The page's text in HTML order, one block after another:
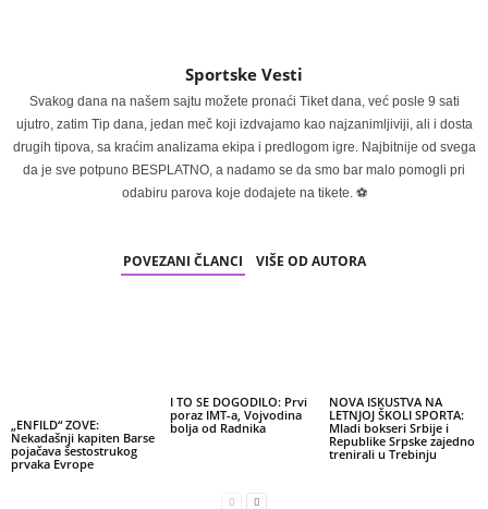
Sportske Vesti
Svakog dana na našem sajtu možete pronaći Tiket dana, već posle 9 sati
ujutro, zatim Tip dana, jedan meč koji izdvajamo kao najzanimljiviji, ali i dosta
drugih tipova, sa kraćim analizama ekipa i predlogom igre. Najbitnije od svega
da je sve potpuno BESPLATNO, a nadamo se da smo bar malo pomogli pri
odabiru parova koje dodajete na tikete. ⚽
POVEZANI ČLANCI VIŠE OD AUTORA
„ENFILD“ ZOVE:
Nekadašnji kapiten Barse
pojačava šestostrukog
prvaka Evrope
I TO SE DOGODILO: Prvi
poraz IMT-a, Vojvodina
bolja od Radnika
NOVA ISKUSTVA NA
LETNJOJ ŠKOLI SPORTA:
Mladi bokseri Srbije i
Republike Srpske zajedno
trenirali u Trebinju